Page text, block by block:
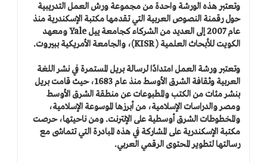
وتعتبر هذه الورشة واحدة من مجموعة ورش العمل التدريبية
حول رقمنة النصوص العربية التي تقدمها مكتبة الإسكندرية منذ
عام 2007 إلى العديد من الشركاء كجامعة ييل
Yaleومعهد
الكويت للأبحاث العلمية (KISR)، والجامعة الأمريكية ببيروت.
وتعتبر ورشة العمل امتدادًا لرسالة بريل المستمرة في نشر اللغة
العربية وثقافة الشرق الأوسط منذ عام 1683، حيث قامت بريل
بنشر مئات من الكتب والمطبوعات عن منطقة الشرق الأوسط
ومصر والدراسات الإسلامية، من أبرزها الموسوعة الإسلامية،
والمخطوطات الشرق أوسطية على الإنترنت. ومن ناحيتها، حرصت
مكتبة الإسكندرية على المشاركة في هذه المبادرة التي تتماشى مع
رسالتها لتطوير المحتوى الرقمي العربي.